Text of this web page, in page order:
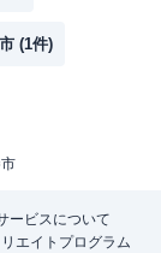
(1件)
ービスについて
エイトプログラム